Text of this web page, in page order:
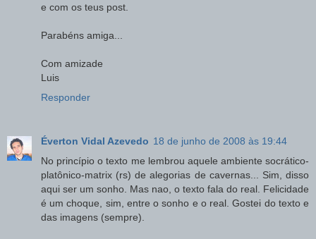
e com os teus post.
Parabéns amiga...
Com amizade
Luis
Responder
Éverton Vidal Azevedo 18 de junho de 2008 às 19:44
No princípio o texto me lembrou aquele ambiente socrático-
platônico-matrix (rs) de alegorias de cavernas... Sim, disso
aqui ser um sonho. Mas nao, o texto fala do real. Felicidade
é um choque, sim, entre o sonho e o real. Gostei do texto e
das imagens (sempre).